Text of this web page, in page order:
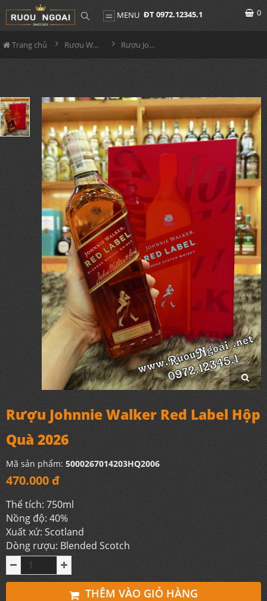
MENU ĐT 0972.12345.1 0
Trang chủ Rượu Whisky Rượu Johnnie Walker Red Label Hộp Quà 2026
Rượu Johnnie Walker Red Label Hộp
Quà 2026
Mã sản phẩm: 5000267014203HQ2006
470.000 đ
Thể tích: 750ml
Nồng độ: 40%
Xuất xứ: Scotland
Dòng rượu: Blended Scotch
THÊM VÀO GIỎ HÀNG